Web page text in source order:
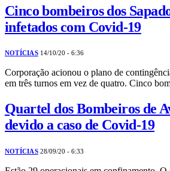
Cinco bombeiros dos
infetados com Covid-19
NOTÍCIAS 14/10/20 - 6:36
Corporação acionou o plano de
em três turnos em vez de quatro. Cinco
Quartel dos Bombeiros de
devido a caso de Covid-19
NOTÍCIAS 28/09/20 - 6:33